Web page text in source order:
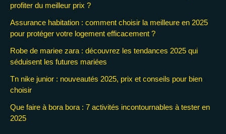
profiter du meilleur prix ?
Assurance habitation : comment choisir la meilleure en 2025
pour protéger votre logement efficacement ?
Robe de mariee zara : découvrez les tendances 2025 qui
séduisent les futures mariées
Tn nike junior : nouveautés 2025, prix et conseils pour bien
choisir
Que faire à bora bora : 7 activités incontournables à tester en
2025